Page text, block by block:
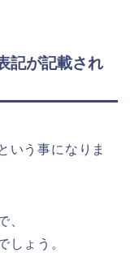
記が記載され
いう事になりま
、
しょう。